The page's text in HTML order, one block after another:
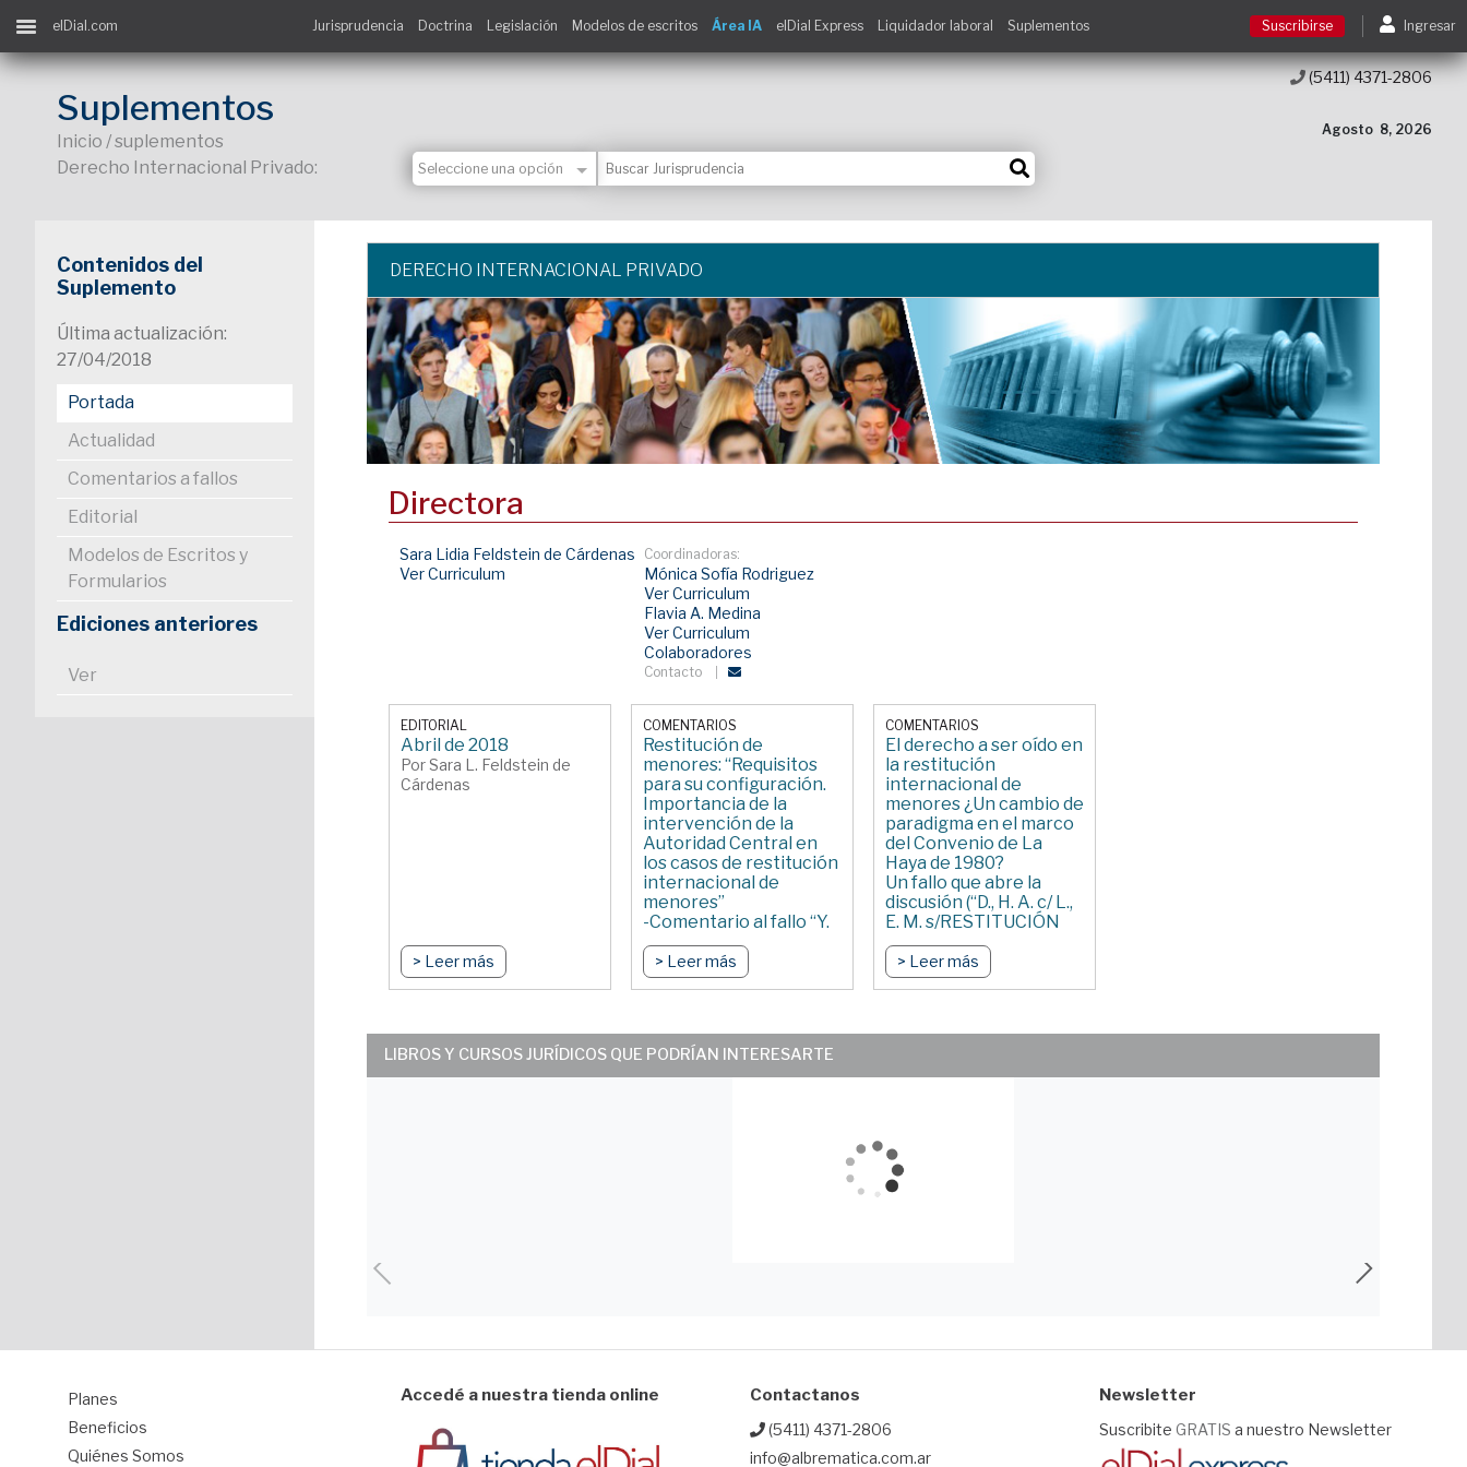
Suscribirse
Contacto
elDial.com Jurisprudencia Doctrina Legislación Modelos de escritos Área IA elDial Express Liquidador laboral Suplementos Suscribirse Ingresar
Suplementos
Inicio / suplementos
Derecho Internacional Privado:
Agosto 8, 2026
(5411) 4371-2806
Contenidos del
Suplemento
Última actualización:
27/04/2018
Portada
Actualidad
Comentarios a fallos
Editorial
Modelos de Escritos y
Formularios
Ediciones anteriores
Ver
DERECHO INTERNACIONAL PRIVADO
Directora
Sara Lidia Feldstein de Cárdenas
Ver Curriculum
Coordinadoras:
Mónica Sofía Rodriguez
Ver Curriculum
Flavia A. Medina
Ver Curriculum
Colaboradores
Contacto
EDITORIAL
Abril de 2018
Por Sara L. Feldstein de
Cárdenas
> Leer más
COMENTARIOS
Restitución de
menores: “Requisitos
para su configuración.
Importancia de la
intervención de la
Autoridad Central en
los casos de restitución
internacional de
menores”
-Comentario al fallo “Y.
A. M.” del JUZGADO DE
PRIMERA INSTANCIA
EN LO CIVIL DE
Por Daniel Alejandro
Campero
> Leer más
COMENTARIOS
El derecho a ser oído en
la restitución
internacional de
menores ¿Un cambio de
paradigma en el marco
del Convenio de La
Haya de 1980?
Un fallo que abre la
discusión (“D., H. A. c/ L.,
E. M. s/RESTITUCIÓN
INTERNACIONAL DE
MENORES” del
JUZGADO NACIONAL
> Leer más
LIBROS Y CURSOS JURÍDICOS QUE PODRÍAN INTERESARTE
Planes
Beneficios
Quiénes Somos
Accedé a nuestra tienda online Contactanos
(5411) 4371-2806
info@albrematica.com.ar
Newsletter
Suscribite GRATIS a nuestro Newsletter